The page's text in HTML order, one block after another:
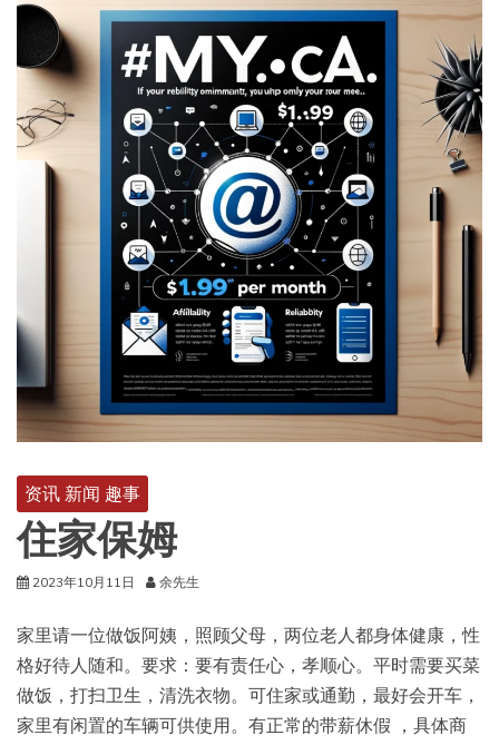
资讯 新闻 趣事
住家保姆
2023年10月11日 余先生
家里请一位做饭阿姨，照顾父母，两位老人都身体健康，性
格好待人随和。要求：要有责任心，孝顺心。平时需要买菜
做饭，打扫卫生，清洗衣物。可住家或通勤，最好会开车，
家里有闲置的车辆可供使用。有正常的带薪休假 ，具体商